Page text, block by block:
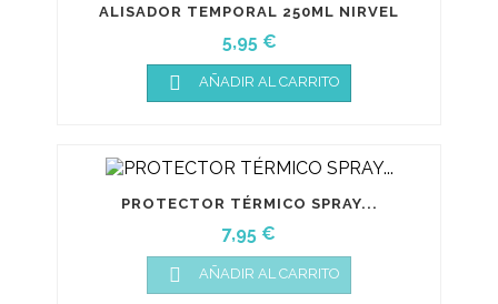
ALISADOR TEMPORAL 250ML NIRVEL
Precio
5,95 €
 AÑADIR AL CARRITO
PROTECTOR TÉRMICO SPRAY...
Precio
7,95 €
 AÑADIR AL CARRITO